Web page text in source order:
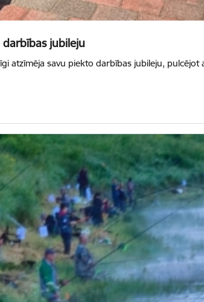
jubileju
atzīmēja savu piekto darbības jubileju,